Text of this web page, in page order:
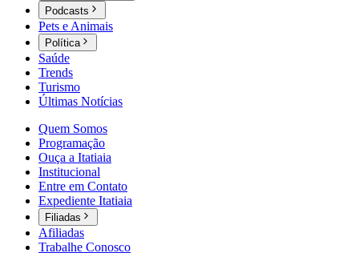
Podcasts
Pets e Animais
Política
Saúde
Trends
Turismo
Últimas Notícias
Quem Somos
Programação
Ouça a Itatiaia
Institucional
Entre em Contato
Expediente Itatiaia
Filiadas
Afiliadas
Trabalhe Conosco